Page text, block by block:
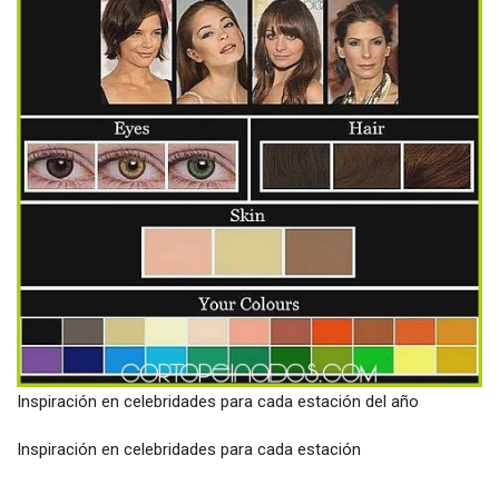
Inspiración en celebridades para cada estación del año
Inspiración en celebridades para cada estación